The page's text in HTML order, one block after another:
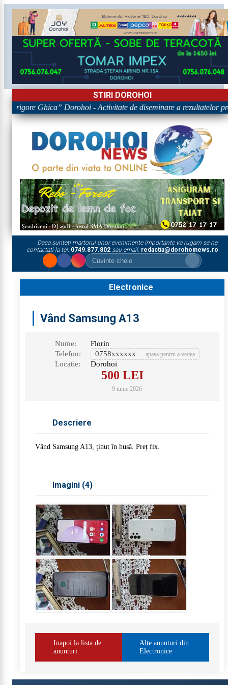
STIRI DOROHOI
Ghica” Dorohoi - Activitate de diseminare a rezultatelor
Daca sunteti martorul unor evenimente importante va rugam sa ne
contactati la tel: 0749.877.802sau email: redactia@dorohoinews.ro
Electronice
Vând Samsung A13
Nume:
Florin
Telefon:
0758xxxxxx — apasa pentru a vedea
Locatie: Dorohoi
500 LEI
9 iunie 2026
Descriere
Vând Samsung A13, ținut în husă. Preț fix.
Imagini (4)
Inapoi la lista de
anunturi
Alte anunturi din
Electronice